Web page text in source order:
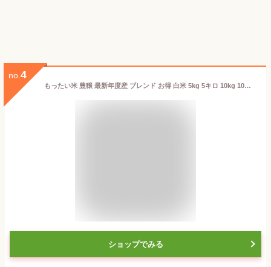
no. 4
もったい米 豊穣 最新年度産 ブレンド お得 白米 5kg 5キロ 10kg 10キロ 20kg 20キロ 30kg 30キロ (10kg袋) 10時までの注文で当日発送 通常翌日発送 時間指定可 送料無料 精米 インボイス対応 きれい おいしい 激安 安い 自然に優しい 訳あり コメ こめ めいまい工房 お米 米
ショップでみる